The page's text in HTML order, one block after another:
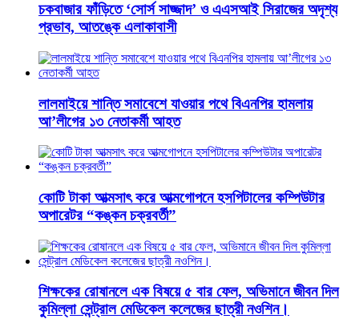
চকবাজার ফাঁড়িতে ‘সোর্স সাজ্জাদ’ ও এএসআই সিরাজের অদৃশ্য
প্রভাব, আতঙ্কে এলাকাবাসী
লালমাইয়ে শান্তি সমাবেশে যাওয়ার পথে বিএনপির হামলায়
আ’লীগের ১৩ নেতাকর্মী আহত
কোটি টাকা আত্মসাৎ করে আত্মগোপনে হসপিটালের কম্পিউটার
অপারেটর “কঙ্কন চক্রবর্তী”
শিক্ষকের রোষানলে এক বিষয়ে ৫ বার ফেল, অভিমানে জীবন দিল
কুমিল্লা সেন্ট্রাল মেডিকেল কলেজের ছাত্রী নওশিন।